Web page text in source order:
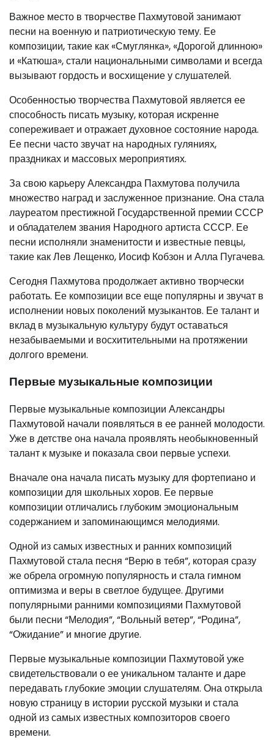
Важное место в творчестве Пахмутовой занимают
песни на военную и патриотическую тему. Ее
композиции, такие как «Смуглянка», «Дорогой длинною»
и «Катюша», стали национальными символами и всегда
вызывают гордость и восхищение у слушателей.
Особенностью творчества Пахмутовой является ее
способность писать музыку, которая искренне
сопереживает и отражает духовное состояние народа.
Ее песни часто звучат на народных гуляниях,
праздниках и массовых мероприятиях.
За свою карьеру Александра Пахмутова получила
множество наград и заслуженное признание. Она стала
лауреатом престижной Государственной премии СССР
и обладателем звания Народного артиста СССР. Ее
песни исполняли знаменитости и известные певцы,
такие как Лев Лещенко, Иосиф Кобзон и Алла Пугачева.
Сегодня Пахмутова продолжает активно творчески
работать. Ее композиции все еще популярны и звучат в
исполнении новых поколений музыкантов. Ее талант и
вклад в музыкальную культуру будут оставаться
незабываемыми и восхитительными на протяжении
долгого времени.
Первые музыкальные композиции
Первые музыкальные композиции Александры
Пахмутовой начали появляться в ее ранней молодости.
Уже в детстве она начала проявлять необыкновенный
талант к музыке и показала свои первые успехи.
Вначале она начала писать музыку для фортепиано и
композиции для школьных хоров. Ее первые
композиции отличались глубоким эмоциональным
содержанием и запоминающимся мелодиями.
Одной из самых известных и ранних композиций
Пахмутовой стала песня “Верю в тебя”, которая сразу
же обрела огромную популярность и стала гимном
оптимизма и веры в светлое будущее. Другими
популярными ранними композициями Пахмутовой
были песни “Мелодия”, “Вольный ветер”, “Родина”,
“Ожидание” и многие другие.
Первые музыкальные композиции Пахмутовой уже
свидетельствовали о ее уникальном таланте и даре
передавать глубокие эмоции слушателям. Она открыла
новую страницу в истории русской музыки и стала
одной из самых известных композиторов своего
времени.